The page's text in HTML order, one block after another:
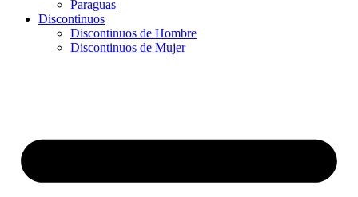
Paraguas
Discontinuos
Discontinuos de Hombre
Discontinuos de Mujer